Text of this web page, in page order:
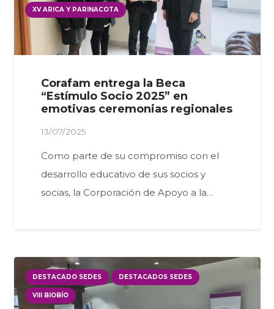
XV ARICA Y PARINACOTA
Corafam entrega la Beca
“Estímulo Socio 2025” en
emotivas ceremonias regionales
13/07/2025
Como parte de su compromiso con el
desarrollo educativo de sus socios y
socias, la Corporación de Apoyo a la…
DESTACADO SEDES DESTACADOS SEDES
VIII BIOBÍO